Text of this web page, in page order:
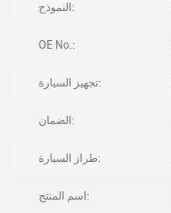
النموذج:
OE No.:
تجهيز السيارة:
الضمان:
طراز السيارة:
اسم المنتج: